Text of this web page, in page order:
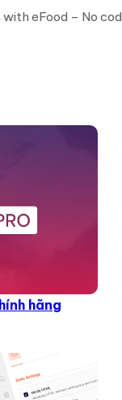
with eFood – No
hãng